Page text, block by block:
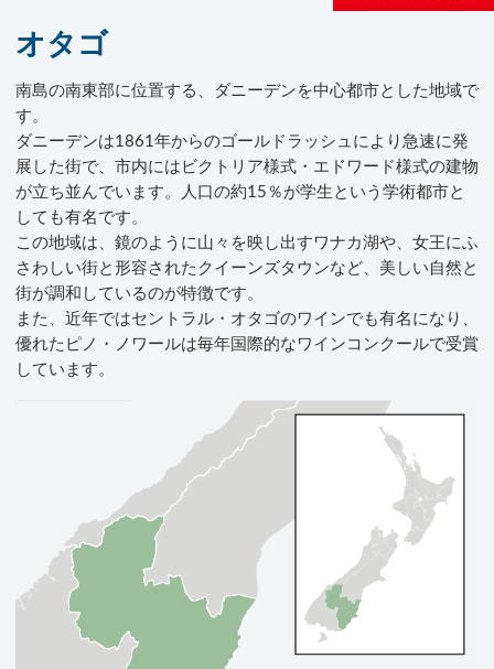
オタゴ
南島の南東部に位置する、ダニーデンを中心都市とした地域で
す。
ダニーデンは1861年からのゴールドラッシュにより急速に発
展した街で、市内にはビクトリア様式・エドワード様式の建物
が立ち並んでいます。人口の約15％が学生という学術都市と
しても有名です。
この地域は、鏡のように山々を映し出すワナカ湖や、女王にふ
さわしい街と形容されたクイーンズタウンなど、美しい自然と
街が調和しているのが特徴です。
また、近年ではセントラル・オタゴのワインでも有名になり、
優れたピノ・ノワールは毎年国際的なワインコンクールで受賞
しています。